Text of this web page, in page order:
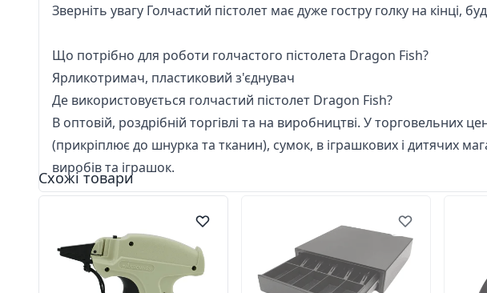
Зверніть увагу Голчастий пістолет має дуже гостру голку на кінці,
Що потрібно для роботи голчастого пістолета Dragon Fish?
Ярликотримач, пластиковий з'єднувач
Де використовується голчастий пістолет Dragon Fish?
В оптовій, роздрібній торгівлі та на виробництві. У торговельних
(прикріплює до шнурка та тканин), сумок, в іграшкових і дитячих
виробів та іграшок.
Схожі товари